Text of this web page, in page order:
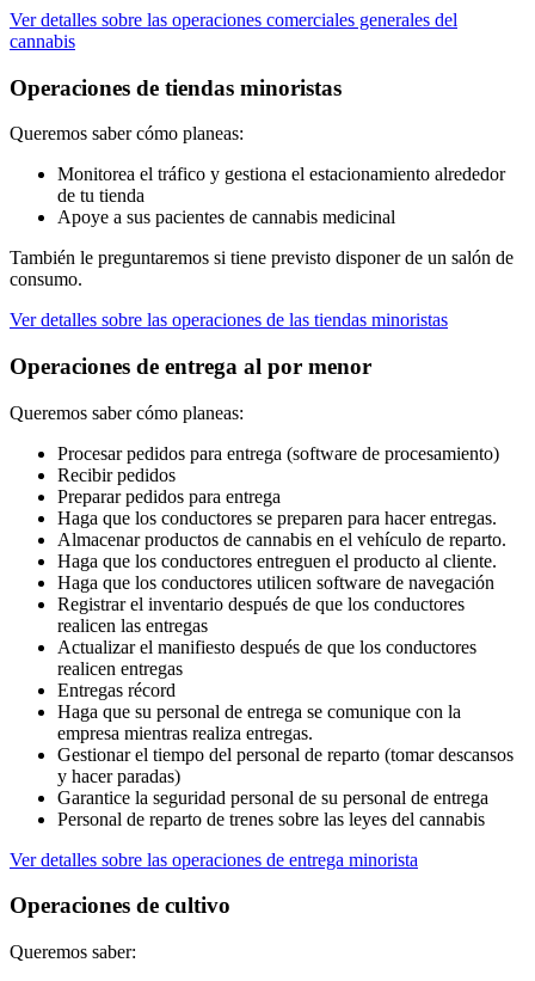
Ver detalles sobre las operaciones comerciales generales del
cannabis
Operaciones de tiendas minoristas
Queremos saber cómo planeas:
Monitorea el tráfico y gestiona el estacionamiento alrededor
de tu tienda
Apoye a sus pacientes de cannabis medicinal
También le preguntaremos si tiene previsto disponer de un salón de
consumo.
Ver detalles sobre las operaciones de las tiendas minoristas
Operaciones de entrega al por menor
Queremos saber cómo planeas:
Procesar pedidos para entrega (software de procesamiento)
Recibir pedidos
Preparar pedidos para entrega
Haga que los conductores se preparen para hacer entregas.
Almacenar productos de cannabis en el vehículo de reparto.
Haga que los conductores entreguen el producto al cliente.
Haga que los conductores utilicen software de navegación
Registrar el inventario después de que los conductores
realicen las entregas
Actualizar el manifiesto después de que los conductores
realicen entregas
Entregas récord
Haga que su personal de entrega se comunique con la
empresa mientras realiza entregas.
Gestionar el tiempo del personal de reparto (tomar descansos
y hacer paradas)
Garantice la seguridad personal de su personal de entrega
Personal de reparto de trenes sobre las leyes del cannabis
Ver detalles sobre las operaciones de entrega minorista
Operaciones de cultivo
Queremos saber: